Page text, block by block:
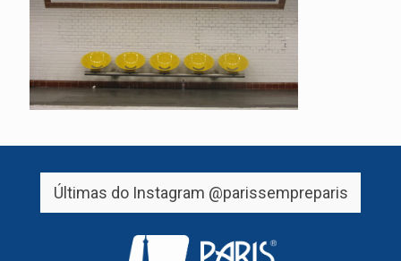
Últimas do Instagram @parissempreparis